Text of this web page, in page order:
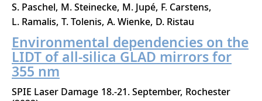
Direkt
zum
Inhalt
S. Paschel M. Steinecke M. Jupé F. Carstens
L. Ramalis T. Tolenis A. Wienke D. Ristau
Environmental dependencies on the
LIDT of all-silica GLAD mirrors for
355 nm
SPIE Laser Damage 18.-21. September Rochester